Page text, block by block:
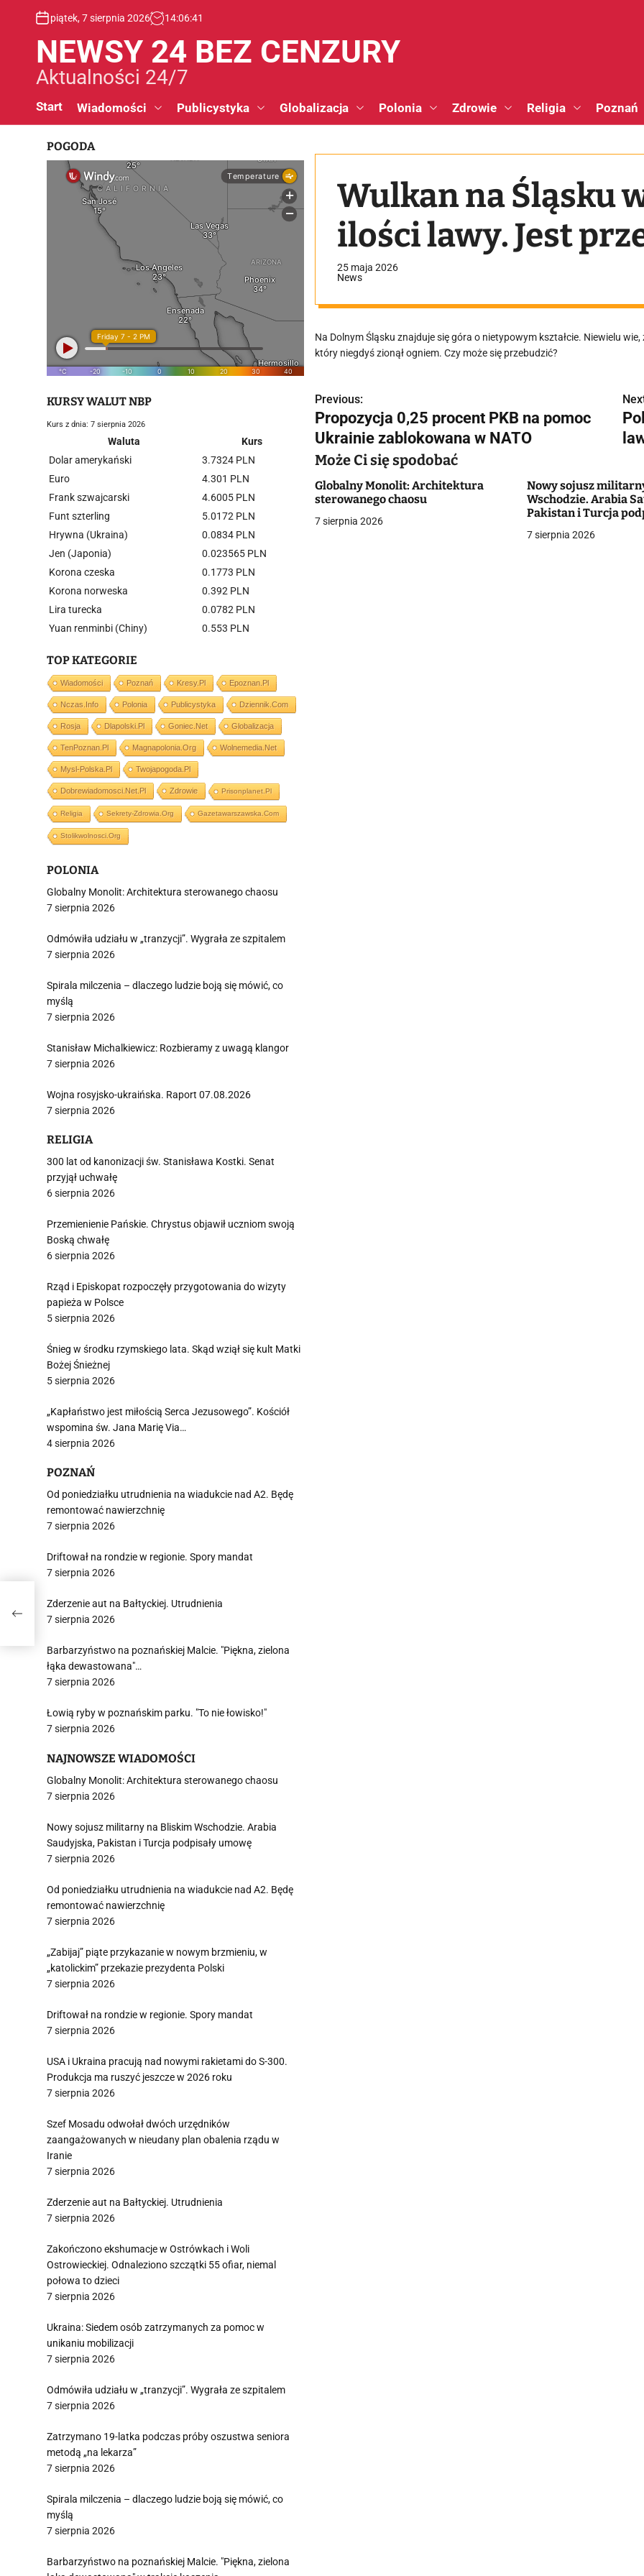
piątek, 7 sierpnia 2026 14:06:42
NEWSY 24 BEZ CENZURY
Aktualności 24/7
Start Wiadomości Publicystyka Globalizacja Polonia Zdrowie Religia Poznań
Wulkan na Śląsku
ilości lawy. Jest
25 maja 2026
News
Na Dolnym Śląsku znajduje się góra o nietypowym kształcie. Niewielu
który niegdyś zionął ogniem. Czy może się przebudzić?
N
a
w
i
g
Previous:
Propozycja 0,25 procent PKB na pomoc
Ukrainie zablokowana w NATO
Może Ci się spodobać
Globalny Monolit: Architektura
sterowanego chaosu
7 sierpnia 2026
Nowy sojusz
Wschodzie. Arabia
Pakistan i Turcja
7 sierpnia 2026
POGODA
KURSY WALUT NBP
Kurs z dnia: 7 sierpnia 2026
Waluta
Kurs
Dolar amerykański
3.7324 PLN
Euro
4.301 PLN
Frank szwajcarski
4.6005 PLN
Funt szterling
5.0172 PLN
Hrywna (Ukraina)
0.0834 PLN
Jen (Japonia)
0.023565 PLN
Korona czeska
0.1773 PLN
Korona norweska
0.392 PLN
Lira turecka
0.0782 PLN
Yuan renminbi (Chiny)
0.553 PLN
TOP KATEGORIE
Wiadomości Poznań Kresy.pl Epoznan.pl
Nczas.info Polonia Publicystyka Dziennik.com
Rosja Dlapolski.pl Goniec.net Globalizacja
TenPoznan.pl Magnapolonia.org Wolnemedia.net
Mysl-Polska.pl Twojapogoda.pl
Dobrewiadomosci.net.pl Zdrowie Prisonplanet.pl
Religia Sekrety-Zdrowia.org Gazetawarszawska.com
Stolikwolnosci.org
POLONIA
Globalny Monolit: Architektura sterowanego chaosu
7 sierpnia 2026
Odmówiła udziału w „tranzycji”. Wygrała ze szpitalem
7 sierpnia 2026
Spirala milczenia – dlaczego ludzie boją się mówić, co
myślą
7 sierpnia 2026
Stanisław Michalkiewicz: Rozbieramy z uwagą klangor
7 sierpnia 2026
Wojna rosyjsko-ukraińska. Raport 07.08.2026
7 sierpnia 2026
RELIGIA
300 lat od kanonizacji św. Stanisława Kostki. Senat
przyjął uchwałę
6 sierpnia 2026
Przemienienie Pańskie. Chrystus objawił uczniom swoją
Boską chwałę
6 sierpnia 2026
Rząd i Episkopat rozpoczęły przygotowania do wizyty
papieża w Polsce
5 sierpnia 2026
Śnieg w środku rzymskiego lata. Skąd wziął się kult Matki
Bożej Śnieżnej
5 sierpnia 2026
„Kapłaństwo jest miłością Serca Jezusowego”. Kościół
wspomina św. Jana Marię Via…
4 sierpnia 2026
POZNAŃ
Od poniedziałku utrudnienia na wiadukcie nad A2. Będę
remontować nawierzchnię
7 sierpnia 2026
Driftował na rondzie w regionie. Spory mandat
7 sierpnia 2026
Zderzenie aut na Bałtyckiej. Utrudnienia
7 sierpnia 2026
Barbarzyństwo na poznańskiej Malcie. "Piękna, zielona
łąka dewastowana"…
7 sierpnia 2026
Łowią ryby w poznańskim parku. "To nie łowisko!"
7 sierpnia 2026
NAJNOWSZE WIADOMOŚCI
Globalny Monolit: Architektura sterowanego chaosu
7 sierpnia 2026
Nowy sojusz militarny na Bliskim Wschodzie. Arabia
Saudyjska, Pakistan i Turcja podpisały umowę
7 sierpnia 2026
Od poniedziałku utrudnienia na wiadukcie nad A2. Będę
remontować nawierzchnię
7 sierpnia 2026
„Zabijaj” piąte przykazanie w nowym brzmieniu, w
„katolickim” przekazie prezydenta Polski
7 sierpnia 2026
Driftował na rondzie w regionie. Spory mandat
7 sierpnia 2026
USA i Ukraina pracują nad nowymi rakietami do S-300.
Produkcja ma ruszyć jeszcze w 2026 roku
7 sierpnia 2026
Szef Mosadu odwołał dwóch urzędników
zaangażowanych w nieudany plan obalenia rządu w
Iranie
7 sierpnia 2026
Zderzenie aut na Bałtyckiej. Utrudnienia
7 sierpnia 2026
Zakończono ekshumacje w Ostrówkach i Woli
Ostrowieckiej. Odnaleziono szczątki 55 ofiar, niemal
połowa to dzieci
7 sierpnia 2026
Ukraina: Siedem osób zatrzymanych za pomoc w
unikaniu mobilizacji
7 sierpnia 2026
Odmówiła udziału w „tranzycji”. Wygrała ze szpitalem
7 sierpnia 2026
Zatrzymano 19-latka podczas próby oszustwa seniora
metodą „na lekarza”
7 sierpnia 2026
Spirala milczenia – dlaczego ludzie boją się mówić, co
myślą
7 sierpnia 2026
Barbarzyństwo na poznańskiej Malcie. "Piękna, zielona